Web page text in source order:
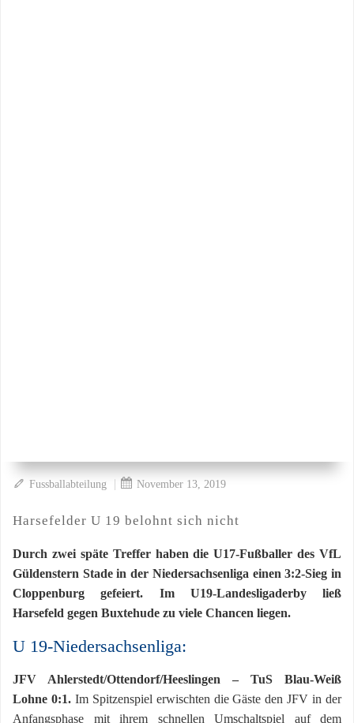
Fussballabteilung | November 13, 2019
Harsefelder U 19 belohnt sich nicht
Durch zwei späte Treffer haben die U17-Fußballer des VfL
Güldenstern Stade in der Niedersachsenliga einen 3:2-Sieg in
Cloppenburg gefeiert. Im U19-Landesligaderby ließ
Harsefeld gegen Buxtehude zu viele Chancen liegen.
U 19-Niedersachsenliga:
JFV Ahlerstedt/Ottendorf/Heeslingen – TuS Blau-Weiß
Lohne 0:1.Im Spitzenspiel erwischten die Gäste den JFV in der
Anfangsphase mit ihrem schnellen Umschaltspiel auf dem